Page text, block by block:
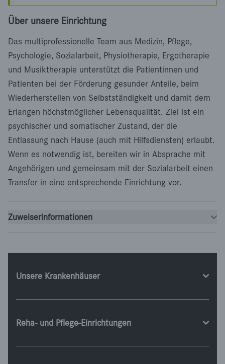
Über unsere Einrichtung
Das multiprofessionelle Team aus Medizin, Pflege,
Psychologie, Sozialarbeit, Physiotherapie, Ergotherapie
und Musiktherapie unterstützt die Patientinnen und
Patienten bei der Förderung gesunder Anteile, beim
Wiederherstellen von Selbstständigkeit und damit dem
Erlangen höchstmöglicher Lebensqualität. Ziel ist ein
psychischer und somatischer Zustand, der die
Entlassung nach Hause (auch mit Hilfsdiensten) erlaubt.
Wenn es notwendig ist, bereiten wir in Absprache mit
Angehörigen und gemeinsam mit der Sozialarbeit einen
Transfer in eine entsprechende Einrichtung vor.
Zuweiserinformationen
Unsere Krankenhäuser
Reha- und Pflege-Einrichtungen